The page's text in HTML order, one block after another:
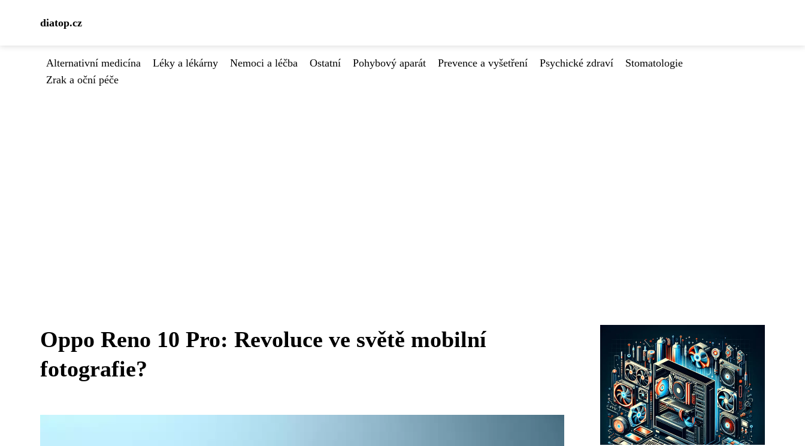
diatop.cz
Alternativní medicína Léky a lékárny Nemoci a léčba Ostatní Pohybový aparát Prevence a vyšetření Psychické zdraví
Stomatologie
Zrak a oční péče
Oppo Reno 10 Pro: Revoluce ve světě mobilní
fotografie?